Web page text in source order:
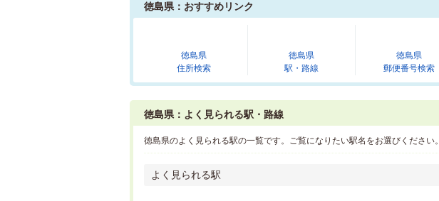
徳島県：おすすめリンク
徳島県
住所検索
徳島県
駅・路線
徳島県
郵便番号検索
徳島県：よく見られる駅・路線
徳島県のよく見られる駅の一覧です。ご覧になりたい駅名をお選びください。
よく見られる駅